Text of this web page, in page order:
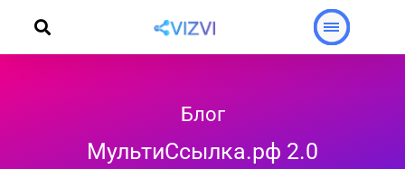
содержимому
Блог
МультиСсылка.рф 2.0